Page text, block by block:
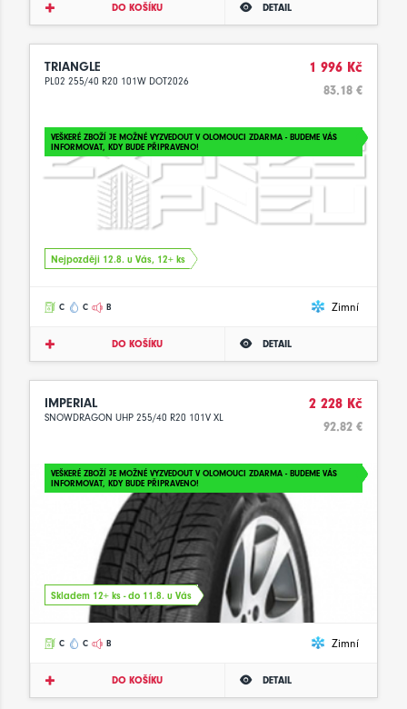
DO KOŠÍKU DETAIL
TRIANGLE
PL02 255/40 R20 101W DOT2026
1 996 Kč
83.18 €
VEŠKERÉ ZBOŽÍ JE MOŽNÉ VYZVEDOUT V OLOMOUCI ZDARMA - BUDEME VÁS
INFORMOVAT, KDY BUDE PŘIPRAVENO!
Nejpozději 12.8. u Vás, 12+ ks
C C B Zimní
DO KOŠÍKU DETAIL
IMPERIAL
SNOWDRAGON UHP 255/40 R20 101V XL
2 228 Kč
92.82 €
VEŠKERÉ ZBOŽÍ JE MOŽNÉ VYZVEDOUT V OLOMOUCI ZDARMA - BUDEME VÁS
INFORMOVAT, KDY BUDE PŘIPRAVENO!
Skladem 12+ ks - do 11.8. u Vás
C C B Zimní
DO KOŠÍKU DETAIL